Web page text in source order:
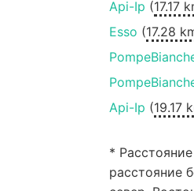
Api-Ip (17.17
Esso (17.28
Api-Ip (19.17
*
расстояние